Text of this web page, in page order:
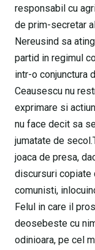
responsabil cu
de prim-secretar
Nereusind sa
partid in regimul
intr-o conjunctura
Ceausescu nu
exprimare si
nu face decit sa
jumatate de
joaca de presa,
discursuri
comunisti,
Felul in care il
deosebeste cu
odinioara, pe cel